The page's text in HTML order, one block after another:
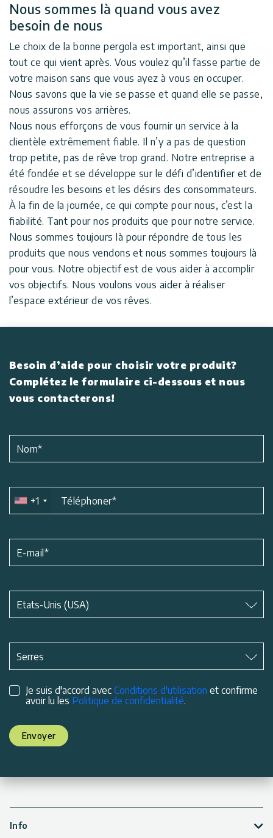
Nous sommes là quand vous avez
besoin de nous
Le choix de la bonne pergola est important, ainsi que
tout ce qui vient après. Vous voulez qu’il fasse partie de
votre maison sans que vous ayez à vous en occuper.
Nous savons que la vie se passe et quand elle se passe,
nous assurons vos arrières.
Nous nous efforçons de vous fournir un service à la
clientèle extrêmement fiable. Il n’y a pas de question
trop petite, pas de rêve trop grand. Notre entreprise a
été fondée et se développe sur le défi d’identifier et de
résoudre les besoins et les désirs des consommateurs.
À la fin de la journée, ce qui compte pour nous, c’est la
fiabilité. Tant pour nos produits que pour notre service.
Nous sommes toujours là pour répondre de tous les
produits que nous vendons et nous sommes toujours là
pour vous. Notre objectif est de vous aider à accomplir
vos objectifs. Nous voulons vous aider à réaliser
l’espace extérieur de vos rêves.
Besoin d’aide pour choisir votre produit?
Complétez le formulaire ci-dessous et nous
vous contacterons!
Nom*
+1 Téléphoner*
E-mail *
Etats-Unis (USA)
Serres
Je suis d'accord avec Conditions d'utilisation et confirme
avoir lu les Politique de confidentialité.
Envoyer
Info